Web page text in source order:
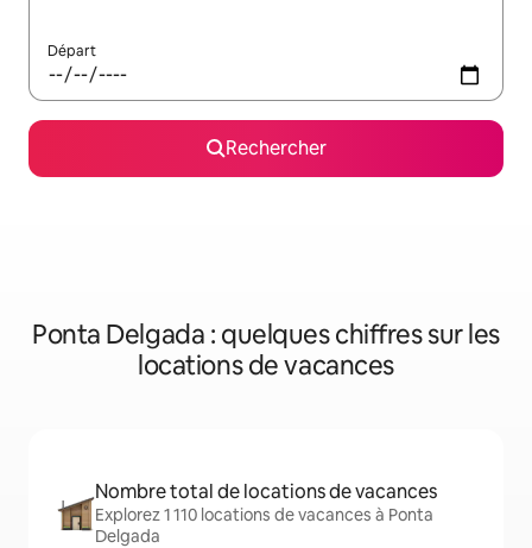
Départ
Rechercher
Ponta Delgada : quelques chiffres sur les
locations de vacances
Nombre total de locations de vacances
Explorez 1 110 locations de vacances à Ponta
Delgada